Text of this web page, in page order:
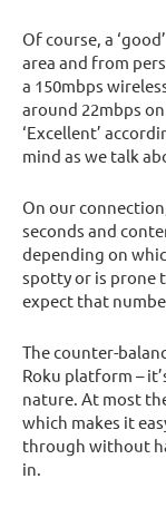
Of course, a
area and from
a 150mbps
around 22mbps
‘Excellent’
mind as we talk
On our
seconds and
depending on
spotty or is prone
expect that
The counter-
Roku platform –
nature. At most
which makes it
through without
in.